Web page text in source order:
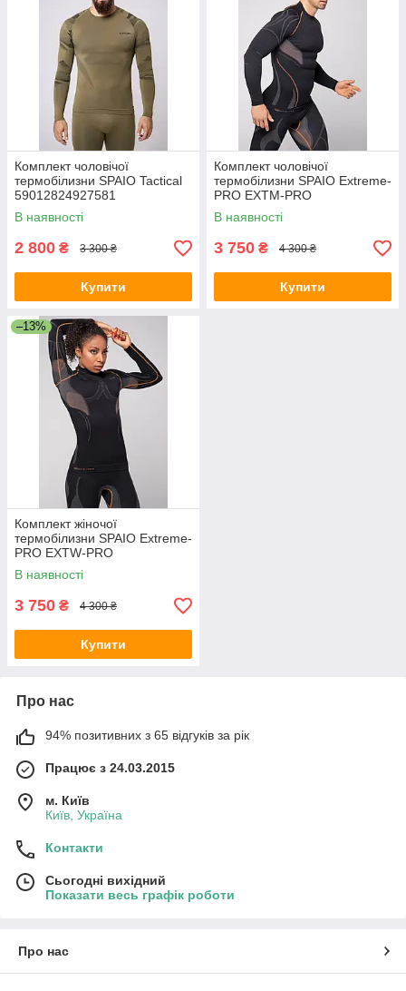
Комплект чоловічої
термобілизни SPAIO Tactical
59012824927581
В наявності
2 800 ₴ 3 300 ₴
Купити
Комплект чоловічої
термобілизни SPAIO Extreme-
PRO EXTM-PRO
В наявності
3 750 ₴ 4 300 ₴
Купити
–13%
Комплект жіночої
термобілизни SPAIO Extreme-
PRO EXTW-PRO
В наявності
3 750 ₴ 4 300 ₴
Купити
Про нас
94% позитивних з 65 відгуків за рік
Працює з 24.03.2015
м. Київ
Київ, Україна
Контакти
Сьогодні вихідний
Показати весь графік роботи
Про нас